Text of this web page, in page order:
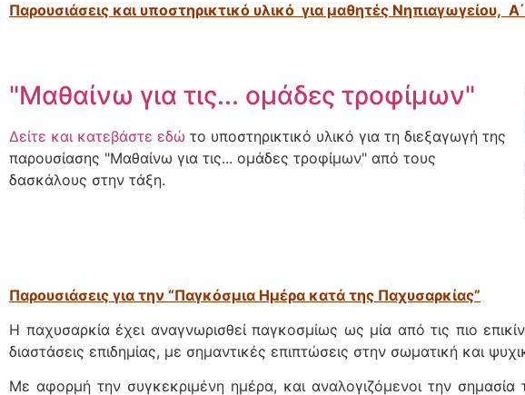
Παρουσιάσεις και υποστηρικτικό υλικό για μαθητές Νηπιαγωγείου,
"Μαθαίνω για τις... ομάδες τροφίμων"
Δείτε και κατεβάστε εδώ το υποστηρικτικό υλικό για τη διεξαγωγή της
παρουσίασης "Μαθαίνω για τις... ομάδες τροφίμων" από τους
δασκάλους στην τάξη.
Παρουσιάσεις για την “Παγκόσμια Ημέρα κατά της Παχυσαρκίας”
Η παχυσαρκία έχει αναγνωρισθεί παγκοσμίως ως μία από τις πιο
διαστάσεις επιδημίας, με σημαντικές επιπτώσεις στην σωματική και
Με αφορμή την συγκεκριμένη ημέρα, και αναλογιζόμενοι την